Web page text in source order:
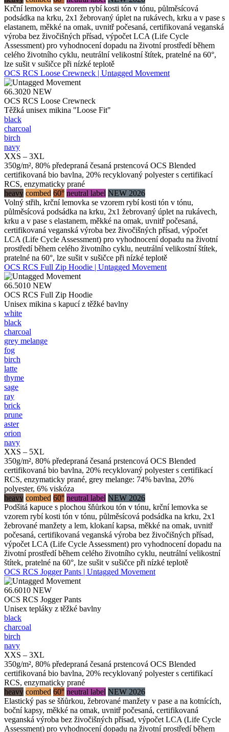
Krční lemovka se vzorem rybí kosti tón v tónu, půlměsícová
podsádka na krku, 2x1 žebrovaný úplet na rukávech, krku a v pase s
elastanem, měkké na omak, uvnitř počesaná, certifikovaná veganská
výroba bez živočišných přísad, výpočet LCA (Life Cycle
Assessment) pro vyhodnocení dopadu na životní prostředí během
celého životního cyklu, neutrální velikostní štítek, pratelné na 60°,
lze sušit v sušičce při nízké teplotě
OCS RCS Loose Crewneck | Untagged Movement
66.3020 NEW
OCS RCS Loose Crewneck
Těžká unisex mikina "Loose Fit"
black
charcoal
birch
navy
XXS – 3XL
350g/m², 80% předepraná česaná prstencová OCS Blended
certifikovaná bio bavlna, 20% recyklovaný polyester s certifikací
RCS, enzymaticky prané
heavy combed 60° neutral label NEW 2026
Volný střih, krční lemovka se vzorem rybí kosti tón v tónu,
půlměsícová podsádka na krku, 2x1 žebrovaný úplet na rukávech,
krku a v pase s elastanem, měkké na omak, uvnitř počesaná,
certifikovaná veganská výroba bez živočišných přísad, výpočet
LCA (Life Cycle Assessment) pro vyhodnocení dopadu na životní
prostředí během celého životního cyklu, neutrální velikostní štítek,
pratelné na 60°, lze sušit v sušičce při nízké teplotě
OCS RCS Full Zip Hoodie | Untagged Movement
66.5010 NEW
OCS RCS Full Zip Hoodie
Unisex mikina s kapucí z těžké bavlny
white
black
charcoal
grey melange
fog
birch
latte
thyme
sage
ray
brick
prune
aster
orion
navy
XXS – 5XL
350g/m², 80% předepraná česaná prstencová OCS Blended
certifikovaná bio bavlna, 20% recyklovaný polyester s certifikací
RCS, enzymaticky prané, grey melange: 74% bavlna, 20%
polyester, 6% viskóza
heavy combed 60° neutral label NEW 2026
Podšitá kapuce s plochou šňůrkou tón v tónu, krční lemovka se
vzorem rybí kosti tón v tónu, půlměsícová podsádka na krku, 2x1
žebrované manžety a lem, klokaní kapsa, měkké na omak, uvnitř
počesaná, certifikovaná veganská výroba bez živočišných přísad,
výpočet LCA (Life Cycle Assessment) pro vyhodnocení dopadu na
životní prostředí během celého životního cyklu, neutrální velikostní
štítek, pratelné na 60°, lze sušit v sušičce při nízké teplotě
OCS RCS Jogger Pants | Untagged Movement
66.6010 NEW
OCS RCS Jogger Pants
Unisex tepláky z těžké bavlny
black
charcoal
birch
navy
XXS – 3XL
350g/m², 80% předepraná česaná prstencová OCS Blended
certifikovaná bio bavlna, 20% recyklovaný polyester s certifikací
RCS, enzymaticky prané
heavy combed 60° neutral label NEW 2026
Elastický pas se šňůrkou, žebrované manžety v pase a na kotnících,
boční kapsy, měkké na omak, uvnitř počesaná, certifikovaná
veganská výroba bez živočišných přísad, výpočet LCA (Life Cycle
Assessment) pro vyhodnocení dopadu na životní prostředí během